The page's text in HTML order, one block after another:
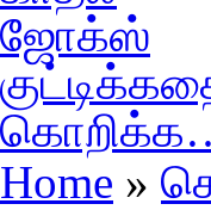
ஜோக்ஸ்
Home »